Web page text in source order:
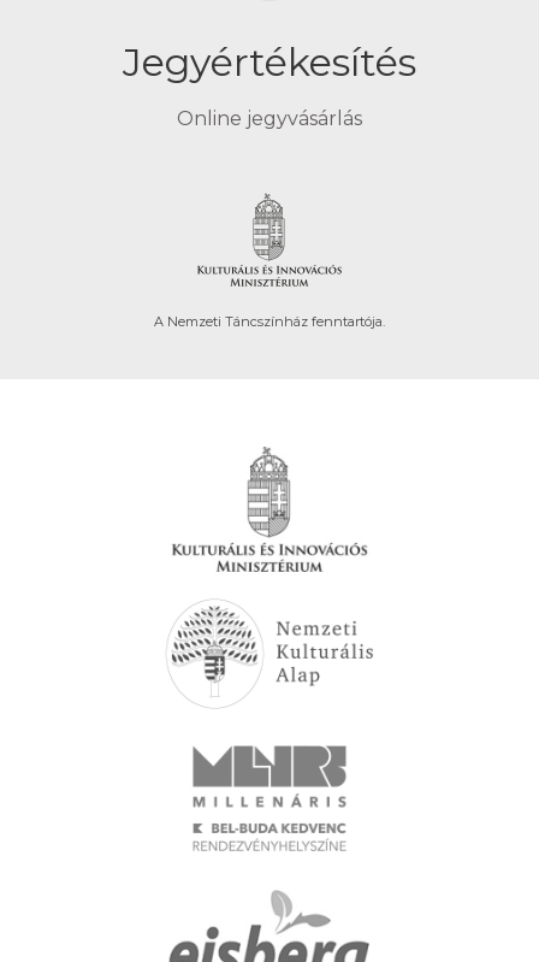
Jegyértékesítés
Online jegyvásárlás
A Nemzeti Táncszínház fenntartója.